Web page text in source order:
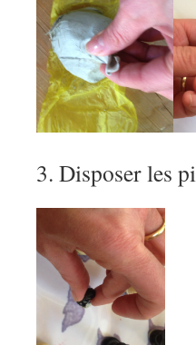
3. Disposer les